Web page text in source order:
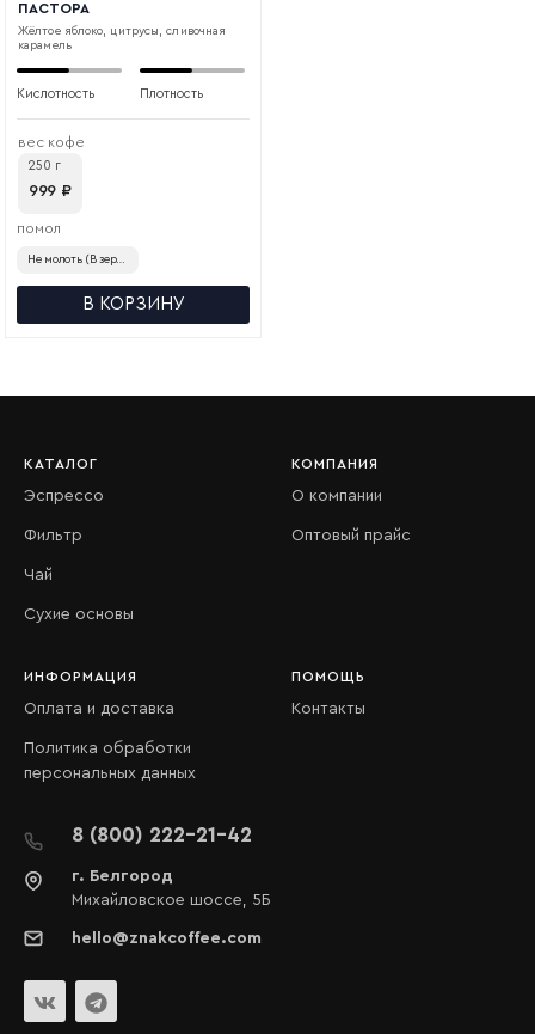
ПАСТОРА
Жёлтое яблоко, цитрусы, сливочная
карамель
Кислотность Плотность
вес кофе
250 г
999 ₽
помол
В КОРЗИНУ
КАТАЛОГ
Эспрессо
Фильтр
Чай
Сухие основы
КОМПАНИЯ
О компании
Оптовый прайс
ИНФОРМАЦИЯ
Оплата и доставка
Политика обработки
персональных данных
ПОМОЩЬ
Контакты
8 (800) 222-21-42
г. Белгород
Михайловское шоссе, 5Б
hello@znakcoffee.com